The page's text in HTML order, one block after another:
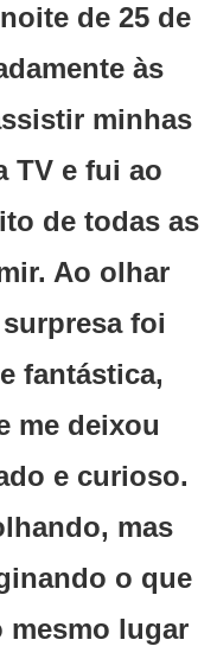
de 25 de
às
minhas
TV e fui ao
de todas as
Ao olhar
foi
fantástica,
me deixou
e curioso.
mas
o que
mesmo lugar